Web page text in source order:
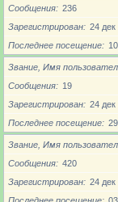
Сообщения
236
Зарегистрирован
24 дек
Последнее посещение
Звание, Имя
Сообщения
19
Зарегистрирован
24 дек
Последнее посещение
Звание, Имя
Сообщения
420
Зарегистрирован
24 дек